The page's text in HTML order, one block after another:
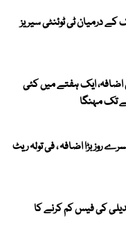
ممالک کے درمیان ٹی ٹوئنٹی سیریز
ایک ہفتے میں کئی
بڑا اضافہ ، فی تولہ ریٹ
کی فیس کم کرنے کا